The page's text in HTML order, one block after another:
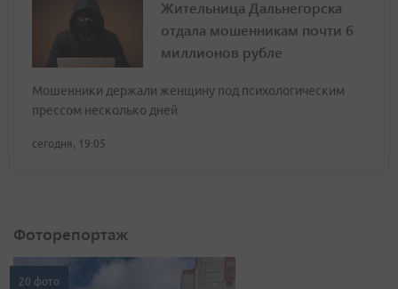
Жительница Дальнегорска
отдала мошенникам почти 6
миллионов рубле
Мошенники держали женщину под психологическим
прессом несколько дней
сегодня, 19:05
Фоторепортаж
20 фото